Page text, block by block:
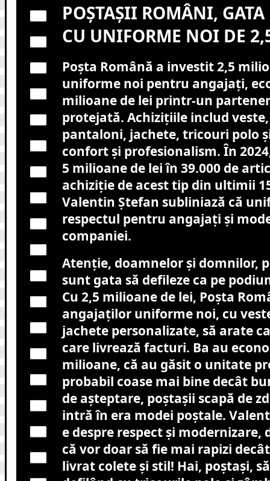
POȘTAȘII ROMÂNI, GATA
CU UNIFORME NOI DE
Poșta Română a investit 2,5
uniforme noi pentru angajați,
milioane de lei printr-un
protejată. Achizițiile includ
pantaloni, jachete, tricouri polo
confort și profesionalism. În
5 milioane de lei în 39.000 de
achiziție de acest tip din ultimii
Valentin Ștefan subliniază că
respectul pentru angajați și
companiei.
Atenție, doamnelor și domnilor,
sunt gata să defileze ca pe
Cu 2,5 milioane de lei, Poșta
angajaților uniforme noi, cu
jachete personalizate, să arate
care livrează facturi. Ba au
milioane, că au găsit o unitate
probabil coase mai bine decât
de așteptare, poștașii scapă de
intră în era modei poștale.
e despre respect și modernizare,
că vor doar să fie mai rapizi
livrat colete și stil! Hai, poștași,